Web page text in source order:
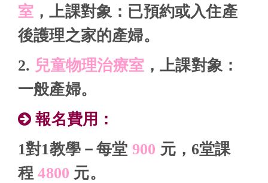
室 ，上課對象：已預約或入住產
後護理之家的產婦。
2. 兒童物理治療室 ，上課對象：
一般產婦。
報名費用：
1對1教學－每堂 900 元，6堂課
程4800 元。